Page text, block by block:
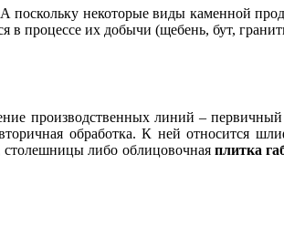
некоторые виды каменной
процессе их добычи (щебень, бут,
производственных линий –
обработка. К ней относится
столешницы либо облицовочная плитка